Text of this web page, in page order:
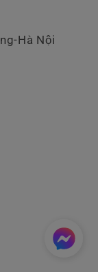
Hà Nội